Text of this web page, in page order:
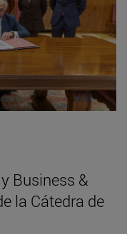
Business &
la Cátedra de